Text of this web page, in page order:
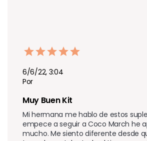
6/6/22, 3:04
Por
Muy Buen Kit
Mi hermana me hablo de estos
empece a seguir a Coco March he
mucho. Me siento diferente desde